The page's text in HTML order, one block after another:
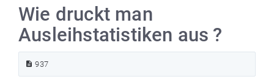
Wie druckt man
Ausleihstatistiken aus ?
937